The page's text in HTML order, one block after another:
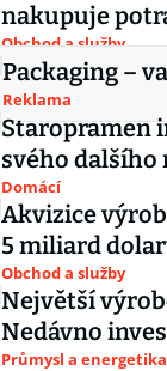
nakupuje
Obchod a služby
Packaging –
Reklama
Staropramen
svého dalšího
Domácí
Akvizice
5 miliard
Obchod a služby
Největší
Nedávno
Průmysl a energetika